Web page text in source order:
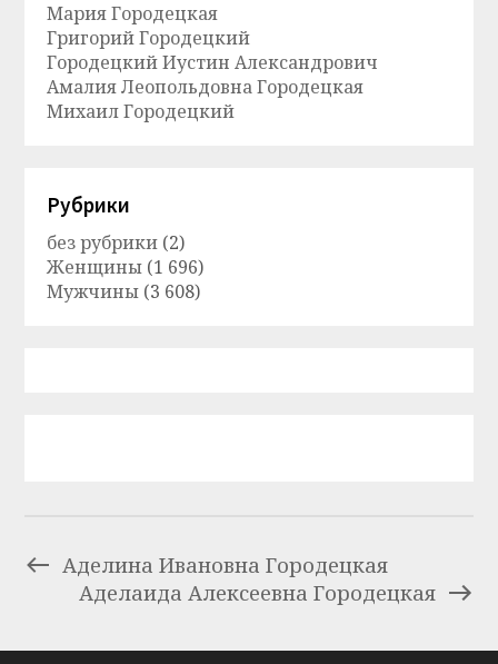
Мария Городецкая
Григорий Городецкий
Городецкий Иустин Александрович
Амалия Леопольдовна Городецкая
Михаил Городецкий
Рубрики
без рубрики (2)
Женщины (1 696)
Мужчины (3 608)
Аделина Ивановна Городецкая
Аделаида Алексеевна Городецкая